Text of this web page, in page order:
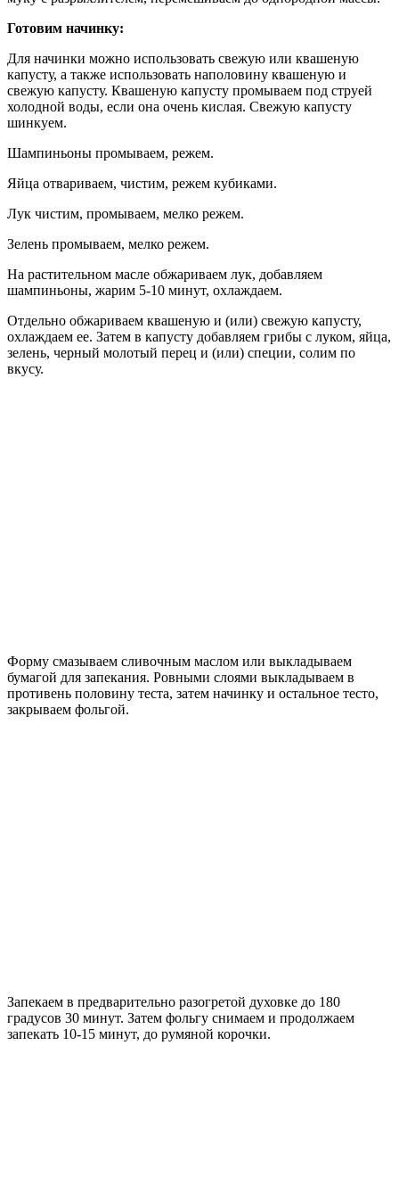
Готовим начинку:
Для начинки можно использовать свежую или квашеную
капусту, а также использовать наполовину квашеную и
свежую капусту. Квашеную капусту промываем под струей
холодной воды, если она очень кислая. Свежую капусту
шинкуем.
Шампиньоны промываем, режем.
Яйца отвариваем, чистим, режем кубиками.
Лук чистим, промываем, мелко режем.
Зелень промываем, мелко режем.
На растительном масле обжариваем лук, добавляем
шампиньоны, жарим 5-10 минут, охлаждаем.
Отдельно обжариваем квашеную и (или) свежую капусту,
охлаждаем ее. Затем в капусту добавляем грибы с луком, яйца,
зелень, черный молотый перец и (или) специи, солим по
вкусу.
Форму смазываем сливочным маслом или выкладываем
бумагой для запекания. Ровными слоями выкладываем в
противень половину теста, затем начинку и остальное тесто,
закрываем фольгой.
Запекаем в предварительно разогретой духовке до 180
градусов 30 минут. Затем фольгу снимаем и продолжаем
запекать 10-15 минут, до румяной корочки.